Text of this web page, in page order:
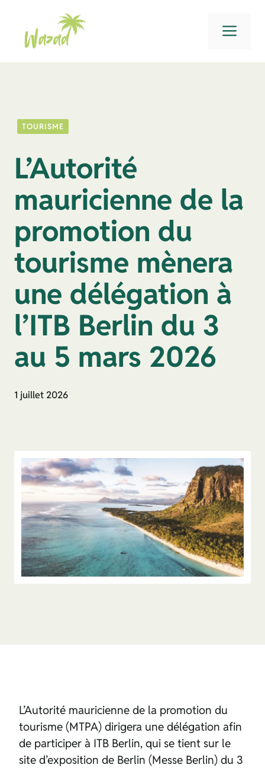
contenu
TOURISME
L’Autorité
mauricienne de la
promotion du
tourisme mènera
une délégation à
l’ITB Berlin du 3
au 5 mars 2026
1 juillet 2026
L’Autorité mauricienne de la promotion du
tourisme (MTPA) dirigera une délégation afin
de participer à ITB Berlin, qui se tient sur le
site d’exposition de Berlin (Messe Berlin) du 3